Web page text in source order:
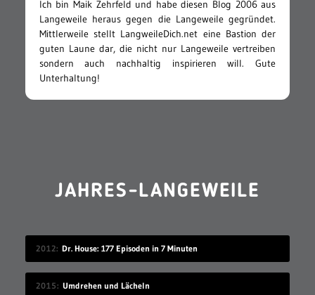
Ich bin Maik Zehrfeld und habe diesen Blog 2006 aus
Langeweile heraus gegen die Langeweile gegründet.
Mittlerweile stellt LangweileDich.net eine Bastion der
guten Laune dar, die nicht nur Langeweile vertreiben
sondern auch nachhaltig inspirieren will. Gute
Unterhaltung!
JAHRES-LANGEWEILE
2012 Dr. House: 177 Episoden in 7 Minuten
2015 Umdrehen und Lächeln